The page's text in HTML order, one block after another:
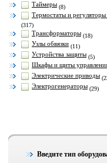
Таймеры (8)
Термостаты и
(317)
Трансформаторы (18)
Узлы обвязки (11)
Устройства защиты (5)
Шкафы и щиты
Электрические приводы
Электрогенераторы (29)
Введите тип